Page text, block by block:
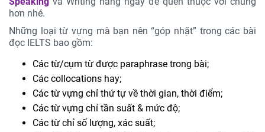
hơn nhé.
Những loại từ vựng mà bạn nên “góp nhặt” trong các bài
đọc IELTS bao gồm:
Các từ/cụm từ được paraphrase trong bài;
Các collocations hay;
Các từ vựng chỉ thứ tự về thời gian, thời điểm;
Các từ vựng chỉ tần suất & mức độ;
Các từ chỉ số lượng, xác suất;